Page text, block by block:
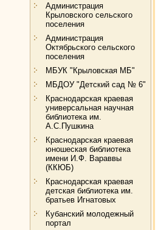
Администрация
Крыловского сельского
поселения
Администрация
Октябрьского сельского
поселения
МБУК "Крыловская МБ"
МБДОУ "Детский сад № 6"
Краснодарская краевая
универсальная научная
библиотека им.
А.С.Пушкина
Краснодарская краевая
юношеская библиотека
имени И.Ф. Вараввы
(ККЮБ)
Краснодарская краевая
детская библиотека им.
братьев Игнатовых
Кубанский молодежный
портал